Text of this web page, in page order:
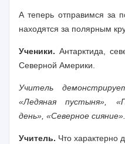
А теперь отправимся за
находятся за полярным
Ученики. Антарктида,
Северной Америки.
Учитель
«Ледяная пустыня»,
день», «Северное сияние».
Учитель. Что характерно